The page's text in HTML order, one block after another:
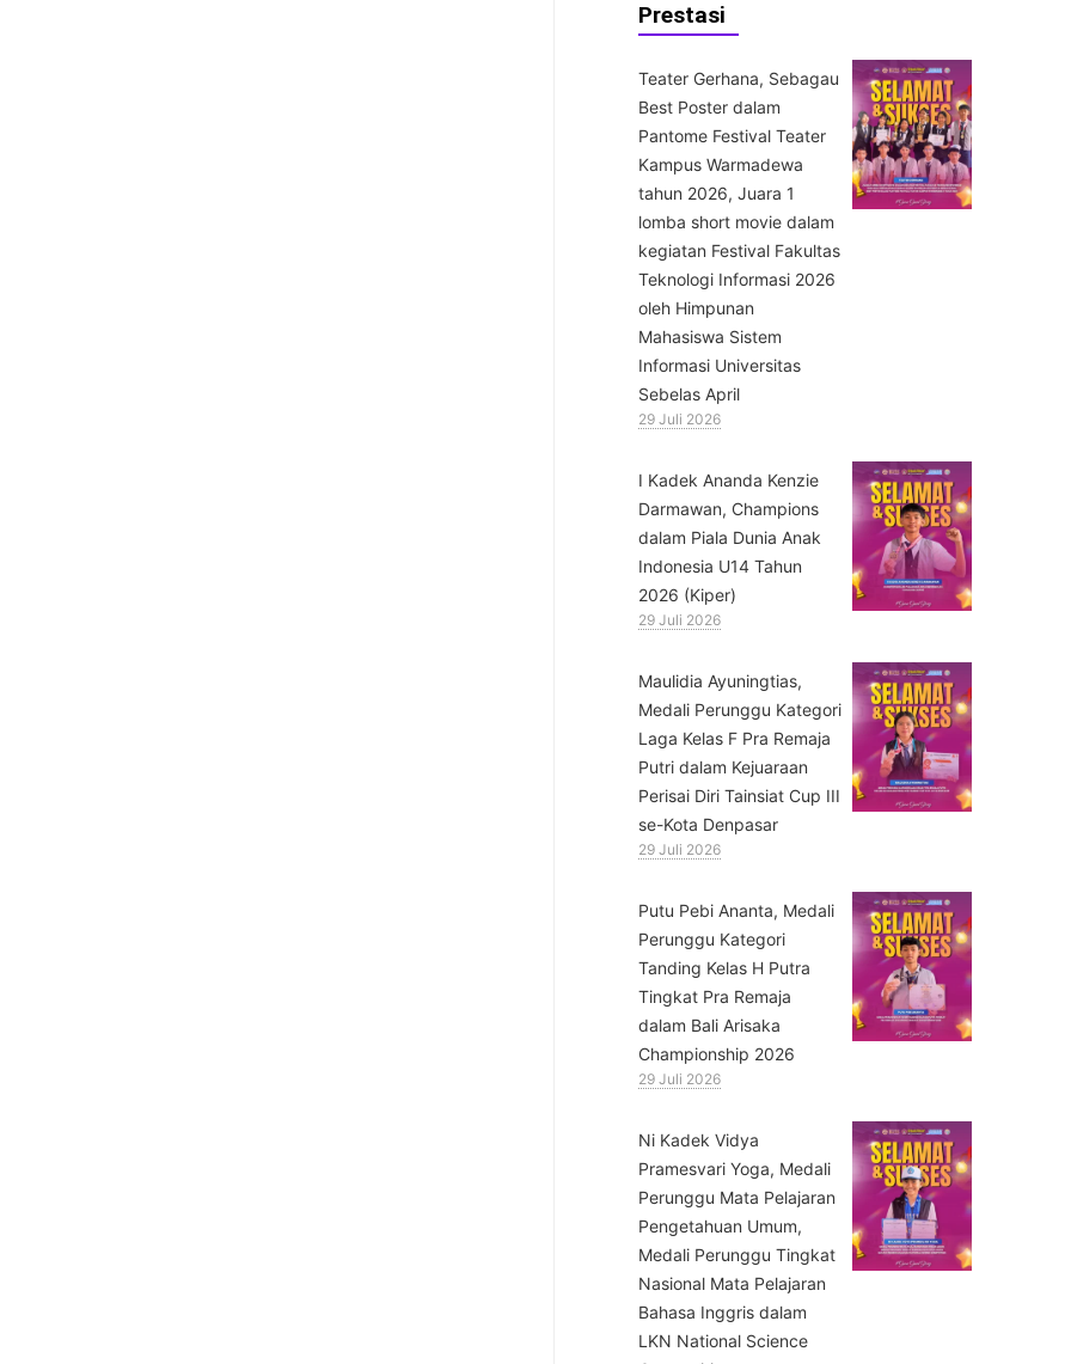
Prestasi
Teater Gerhana, Sebagau
Best Poster dalam
Pantome Festival Teater
Kampus Warmadewa
tahun 2026, Juara 1
lomba short movie dalam
kegiatan Festival Fakultas
Teknologi Informasi 2026
oleh Himpunan
Mahasiswa Sistem
Informasi Universitas
Sebelas April
29 Juli 2026
⁠I Kadek Ananda Kenzie
Darmawan, Champions
dalam Piala Dunia Anak
Indonesia U14 Tahun
2026 (Kiper)
29 Juli 2026
⁠Maulidia Ayuningtias,
Medali Perunggu Kategori
Laga Kelas F Pra Remaja
Putri dalam Kejuaraan
Perisai Diri Tainsiat Cup III
se-Kota Denpasar
29 Juli 2026
Putu Pebi Ananta, Medali
Perunggu Kategori
Tanding Kelas H Putra
Tingkat Pra Remaja
dalam Bali Arisaka
Championship 2026
29 Juli 2026
⁠Ni Kadek Vidya
Pramesvari Yoga, Medali
Perunggu Mata Pelajaran
Pengetahuan Umum,
Medali Perunggu Tingkat
Nasional Mata Pelajaran
Bahasa Inggris dalam
LKN National Science